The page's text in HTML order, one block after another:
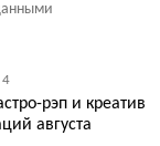
4
рэп и креатив
августа